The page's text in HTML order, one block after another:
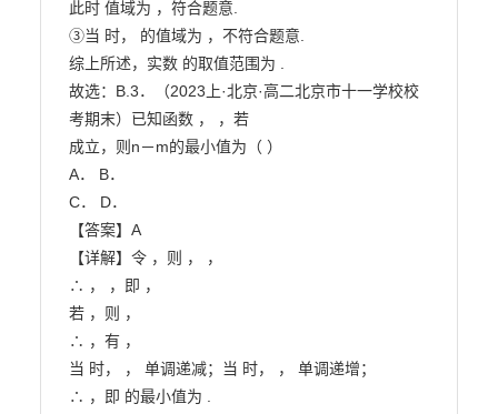
此时 值域为 ，符合题意.
③当 时， 的值域为 ，不符合题意.
综上所述，实数 的取值范围为 .
故选：B.3．（2023上·北京·高二北京市十一学校校
考期末）已知函数 ， ，若
成立，则n－m的最小值为（ ）
A． B．
C． D．
【答案】A
【详解】令 ，则 ， ，
∴ ， ，即 ，
若 ，则 ，
∴ ，有 ，
当 时， ， 单调递减；当 时， ， 单调递增；
∴ ，即 的最小值为 .